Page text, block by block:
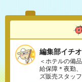
編集部イチ
＜ホテルの備
給保障＊夜勤
ズ販売スタッ